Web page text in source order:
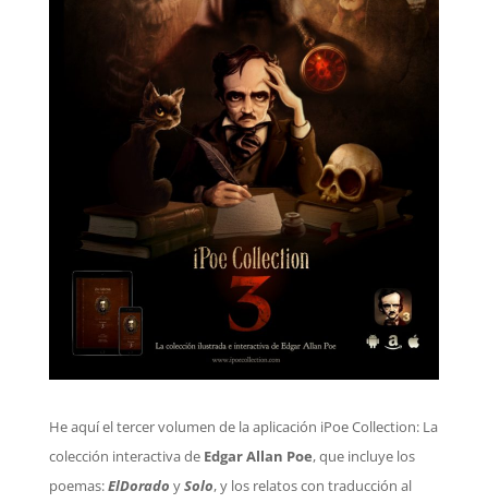
He aquí el tercer volumen de la aplicación iPoe Collection: La
colección interactiva de Edgar Allan Poe, que incluye los
poemas:ElDorado ySolo, y los relatos con traducción al